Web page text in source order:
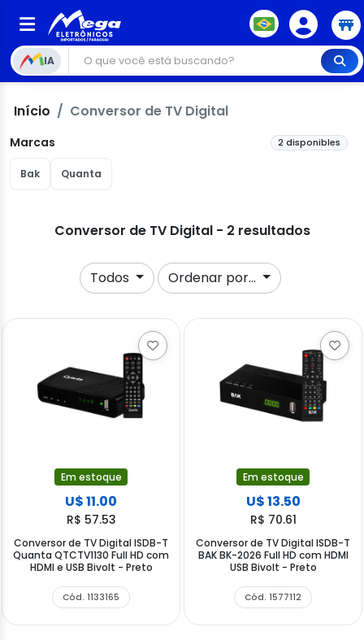
IA
Início Conversor de TV Digital
Marcas 2 disponibles
Bak Quanta
Conversor de TV Digital - 2 resultados
Todos Ordenar por...
Em estoque
U$ 11.00
R$ 57.53
Conversor de TV Digital ISDB-T
Quanta QTCTV1130 Full HD com
HDMI e USB Bivolt - Preto
Cód. 1133165
Em estoque
U$ 13.50
R$ 70.61
Conversor de TV Digital ISDB-T
BAK BK-2026 Full HD com HDMI
USB Bivolt - Preto
Cód. 1577112